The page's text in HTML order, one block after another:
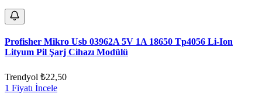
Profisher Mikro Usb 03962A 5V 1A 18650 Tp4056 Li-Ion
Lityum Pil Şarj Cihazı Modülü
Trendyol ₺22,50
1 Fiyatı İncele